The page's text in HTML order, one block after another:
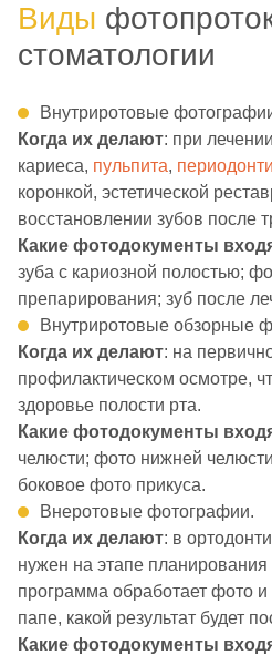
Виды
стоматологии
Внутриротовые
Когда их делают: при лечении
кариеса, пульпита,
коронкой, эстетической
восстановлении зубов после
Какие фотодокументы
зуба с кариозной полостью;
препарирования; зуб после
Внутриротовые обзорные
Когда их делают: на
профилактическом осмотре,
здоровье полости рта.
Какие фотодокументы
челюсти; фото нижней
боковое фото прикуса.
Внеротовые фотографии.
Когда их делают: в
нужен на этапе
программа обработает фото
папе, какой результат будет
Какие фотодокументы